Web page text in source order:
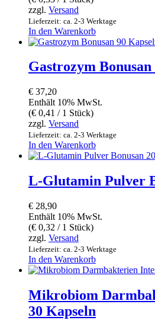
zzgl. Versand
Lieferzeit: ca. 2-3 Werktage
In den Warenkorb
Gastrozym
€ 37,20
Enthält 10% MwSt.
(€ 0,41 / 1 Stück)
zzgl. Versand
Lieferzeit: ca. 2-3 Werktage
In den Warenkorb
L-Glutamin Pulver
€ 28,90
Enthält 10% MwSt.
(€ 0,32 / 1 Stück)
zzgl. Versand
Lieferzeit: ca. 2-3 Werktage
In den Warenkorb
Mikrobiom
30 Kapseln